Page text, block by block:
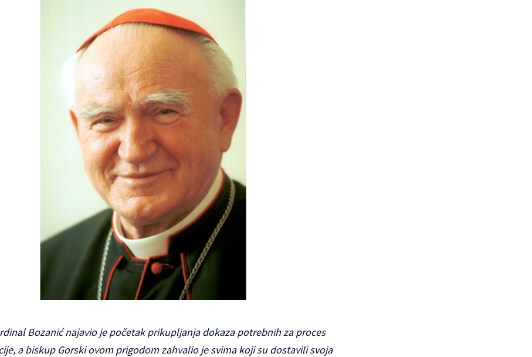
Bozanić najavio je početak prikupljanja dokaza potrebnih za proces
a biskup Gorski ovom prigodom zahvalio je svima koji su dostavili svoja